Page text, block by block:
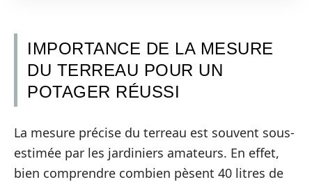
IMPORTANCE DE LA MESURE
DU TERREAU POUR UN
POTAGER RÉUSSI
La mesure précise du terreau est souvent sous-
estimée par les jardiniers amateurs. En effet,
bien comprendre combien pèsent 40 litres de